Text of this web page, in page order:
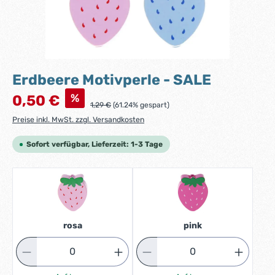
Erdbeere Motivperle - SALE
Verkaufspreis:
0,50 € % Regulärer Preis:
1,29 € (61.24% gespart)
Preise inkl. MwSt. zzgl. Versandkosten
Sofort verfügbar, Lieferzeit: 1-3 Tage
rosa pink